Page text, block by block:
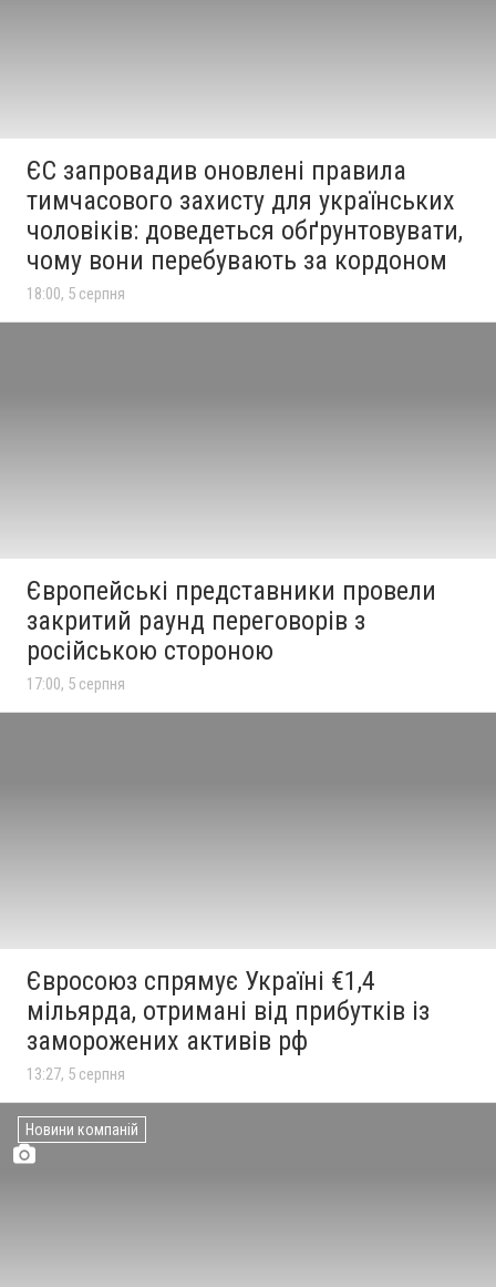
ЄС запровадив оновлені правила
тимчасового захисту для українських
чоловіків: доведеться обґрунтовувати,
чому вони перебувають за кордоном
18:00, 5 серпня
Європейські представники провели
закритий раунд переговорів з
російською стороною
17:00, 5 серпня
Євросоюз спрямує Україні €1,4
мільярда, отримані від прибутків із
заморожених активів рф
13:27, 5 серпня
Новини компаній